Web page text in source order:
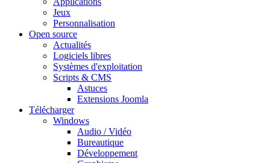
Jeux
Personnalisation
Open source
Actualités
Logiciels libres
Systèmes d'exploitation
Scripts & CMS
Astuces
Extensions Joomla
Télécharger
Windows
Audio / Vidéo
Bureautique
Développement